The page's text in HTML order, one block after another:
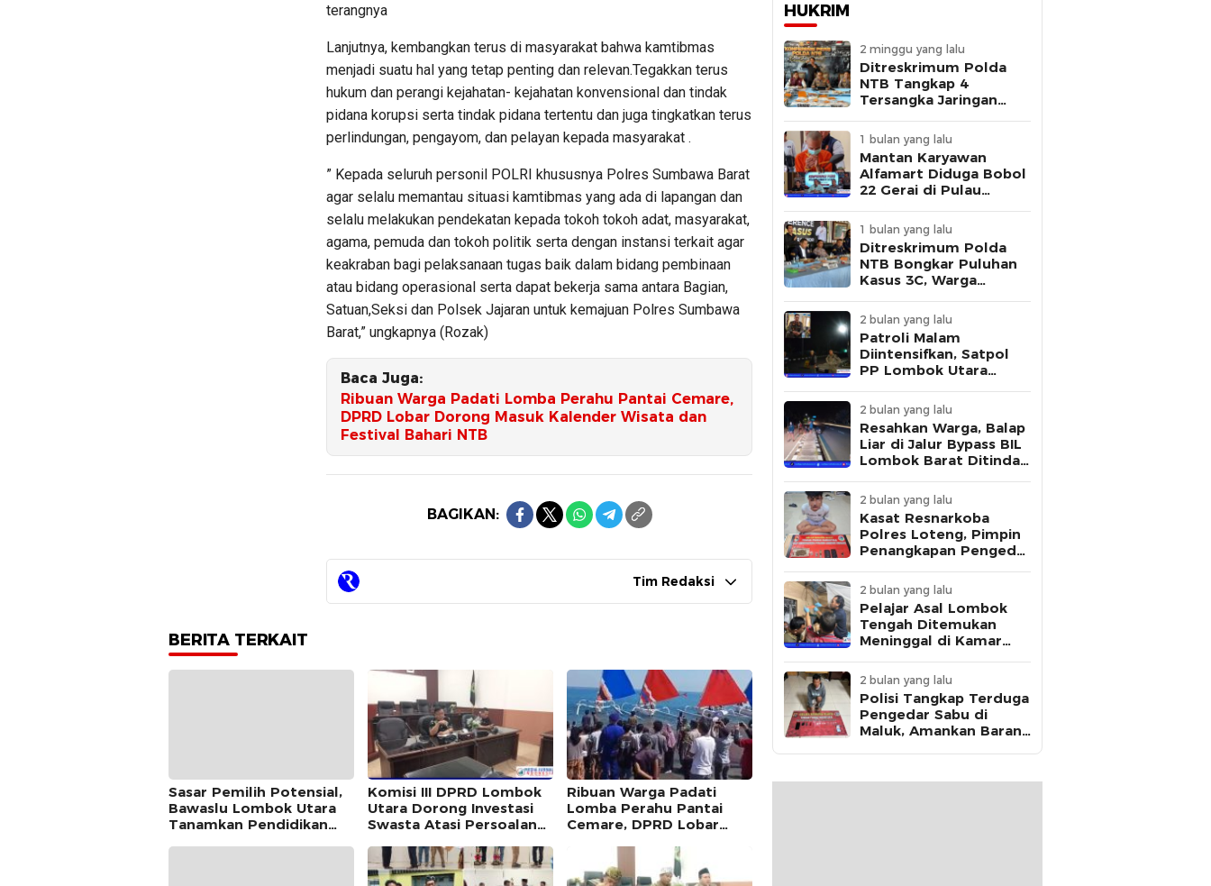
terangnya
Lanjutnya, kembangkan terus di masyarakat bahwa kamtibmas
menjadi suatu hal yang tetap penting dan relevan.Tegakkan terus
hukum dan perangi kejahatan- kejahatan konvensional dan tindak
pidana korupsi serta tindak pidana tertentu dan juga tingkatkan terus
perlindungan, pengayom, dan pelayan kepada masyarakat .
” Kepada seluruh personil POLRI khususnya Polres Sumbawa Barat
agar selalu memantau situasi kamtibmas yang ada di lapangan dan
selalu melakukan pendekatan kepada tokoh tokoh adat, masyarakat,
agama, pemuda dan tokoh politik serta dengan instansi terkait agar
keakraban bagi pelaksanaan tugas baik dalam bidang pembinaan
atau bidang operasional serta dapat bekerja sama antara Bagian,
Satuan,Seksi dan Polsek Jajaran untuk kemajuan Polres Sumbawa
Barat,” ungkapnya (Rozak)
Baca Juga:
Ribuan Warga Padati Lomba Perahu Pantai Cemare,
DPRD Lobar Dorong Masuk Kalender Wisata dan
Festival Bahari NTB
BAGIKAN:
Tim Redaksi
BERITA TERKAIT
Sasar Pemilih Potensial,
Bawaslu Lombok Utara
Tanamkan Pendidikan
Komisi III DPRD Lombok
Utara Dorong Investasi
Swasta Atasi Persoalan
Ribuan Warga Padati
Lomba Perahu Pantai
Cemare, DPRD Lobar
Wisata dan Festival
Bahari NTB
HUKRIM
2 minggu yang lalu
Ditreskrimum Polda
NTB Tangkap 4
Tersangka Jaringan
1 bulan yang lalu
Mantan Karyawan
Alfamart Diduga Bobol
22 Gerai di Pulau
Modus Pelaku
1 bulan yang lalu
Ditreskrimum Polda
NTB Bongkar Puluhan
Kasus 3C, Warga
Kewaspadaan
2 bulan yang lalu
Patroli Malam
Diintensifkan, Satpol
PP Lombok Utara
Remaja di Kawasan
Kantor Bupati
2 bulan yang lalu
Resahkan Warga, Balap
Liar di Jalur Bypass BIL
Lombok Barat Ditindak
2 bulan yang lalu
Kasat Resnarkoba
Polres Loteng, Pimpin
Penangkapan Pengedar
Mataram di Praya
2 bulan yang lalu
Pelajar Asal Lombok
Tengah Ditemukan
Meninggal di Kamar
Komunikasi Terakhir
Korban
2 bulan yang lalu
Polisi Tangkap Terduga
Pengedar Sabu di
Maluk, Amankan Barang